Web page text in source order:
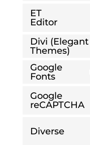
ET
Editor
Divi (Elegant
Themes)
Google
Fonts
Google
reCAPTCHA
Diverse